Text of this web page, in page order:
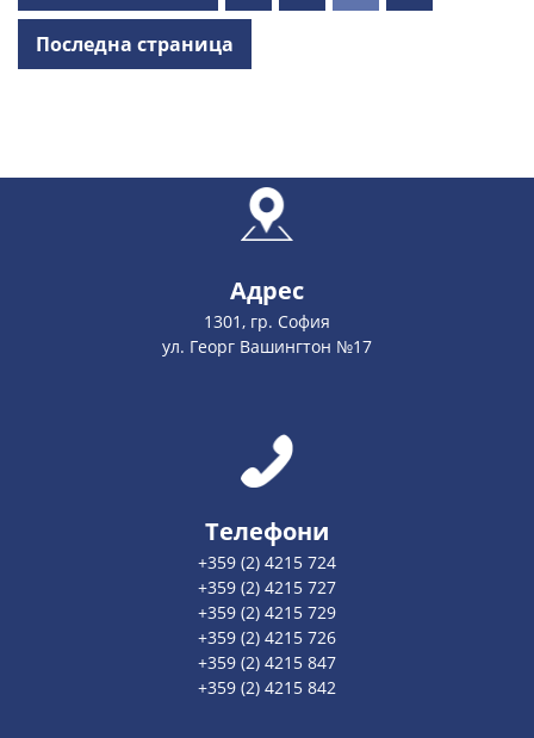
Последна страница
Адрес
1301, гр. София
ул. Георг Вашингтон №17
Телефони
+359 (2) 4215 724
+359 (2) 4215 727
+359 (2) 4215 729
+359 (2) 4215 726
+359 (2) 4215 847
+359 (2) 4215 842